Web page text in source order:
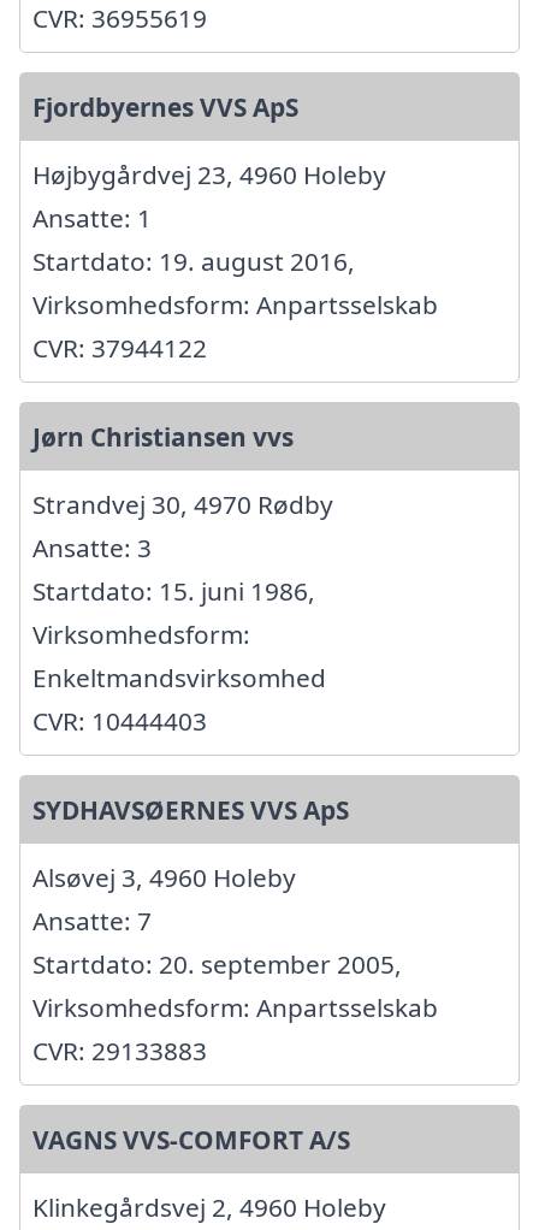
CVR: 36955619
Fjordbyernes VVS ApS
Højbygårdvej 23, 4960 Holeby
Ansatte: 1
Startdato: 19. august 2016,
Virksomhedsform: Anpartsselskab
CVR: 37944122
Jørn Christiansen vvs
Strandvej 30, 4970 Rødby
Ansatte: 3
Startdato: 15. juni 1986,
Virksomhedsform:
Enkeltmandsvirksomhed
CVR: 10444403
SYDHAVSØERNES VVS ApS
Alsøvej 3, 4960 Holeby
Ansatte: 7
Startdato: 20. september 2005,
Virksomhedsform: Anpartsselskab
CVR: 29133883
VAGNS VVS-COMFORT A/S
Klinkegårdsvej 2, 4960 Holeby